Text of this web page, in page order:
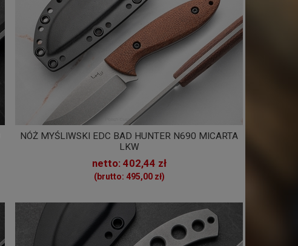
NÓŻ MYŚLIWSKI EDC BAD HUNTER N690 MICARTA
LKW
netto: 402,44 zł
(brutto: 495,00 zł)